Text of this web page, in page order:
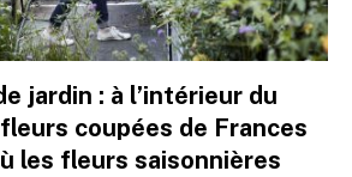
jardin : à l’intérieur du
coupées de Frances
les fleurs saisonnières